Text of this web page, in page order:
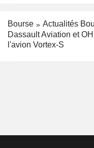
Bourse
Actualités
Dassault Aviation et
l'avion Vortex-S